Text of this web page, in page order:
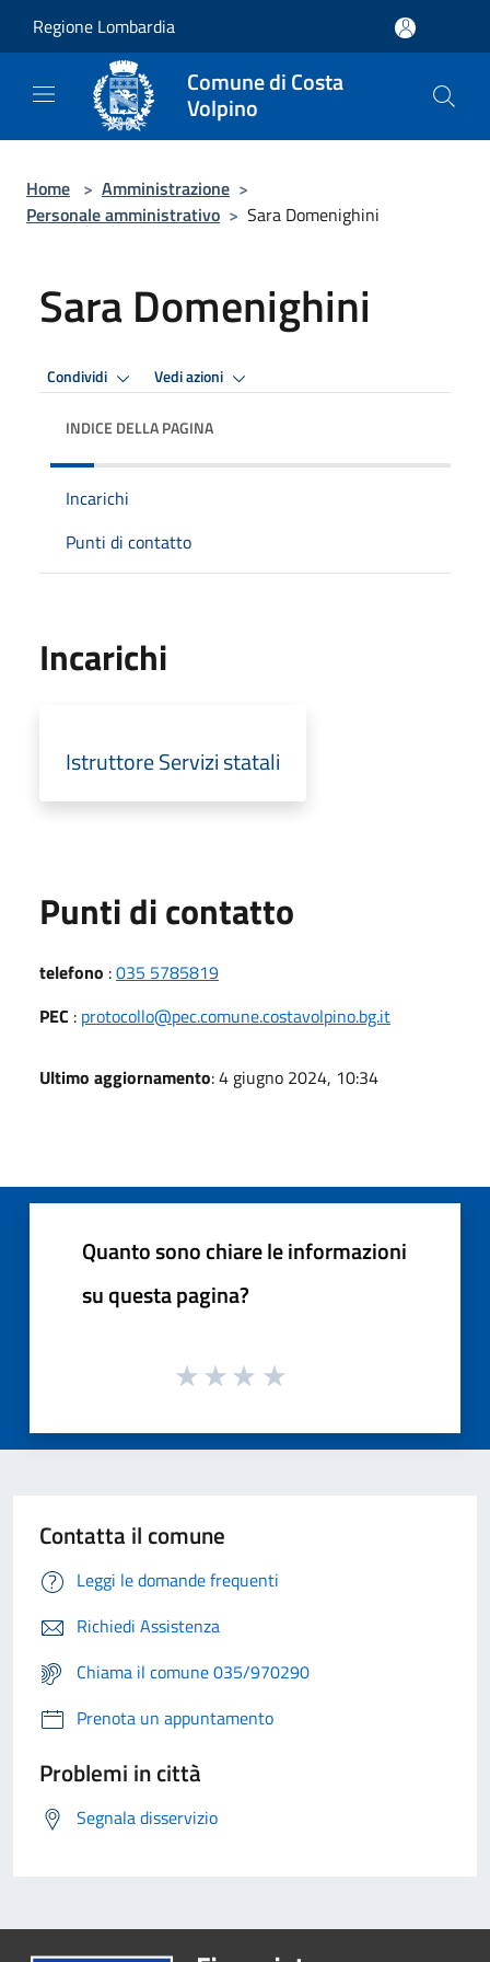
Regione Lombardia
Comune di Costa
Volpino
Home > Amministrazione >
Personale amministrativo > Sara Domenighini
Sara Domenighini
Condividi Vedi azioni
INDICE DELLA PAGINA
Incarichi
Punti di contatto
Incarichi
Istruttore Servizi statali
Punti di contatto
telefono :035 5785819
PEC : protocollo@pec.comune.costavolpino.bg.it
Ultimo aggiornamento: 4 giugno 2024, 10:34
Quanto sono chiare le informazioni
su questa pagina?
Contatta il comune
Leggi le domande frequenti
Richiedi Assistenza
Chiama il comune 035/970290
Prenota un appuntamento
Problemi in città
Segnala disservizio